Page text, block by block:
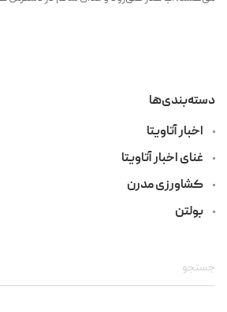
دسته‌بندی‌ها
اخبار آتاویتا
غنای اخبار آتاویتا
کشاورزی مدرن
بولتن